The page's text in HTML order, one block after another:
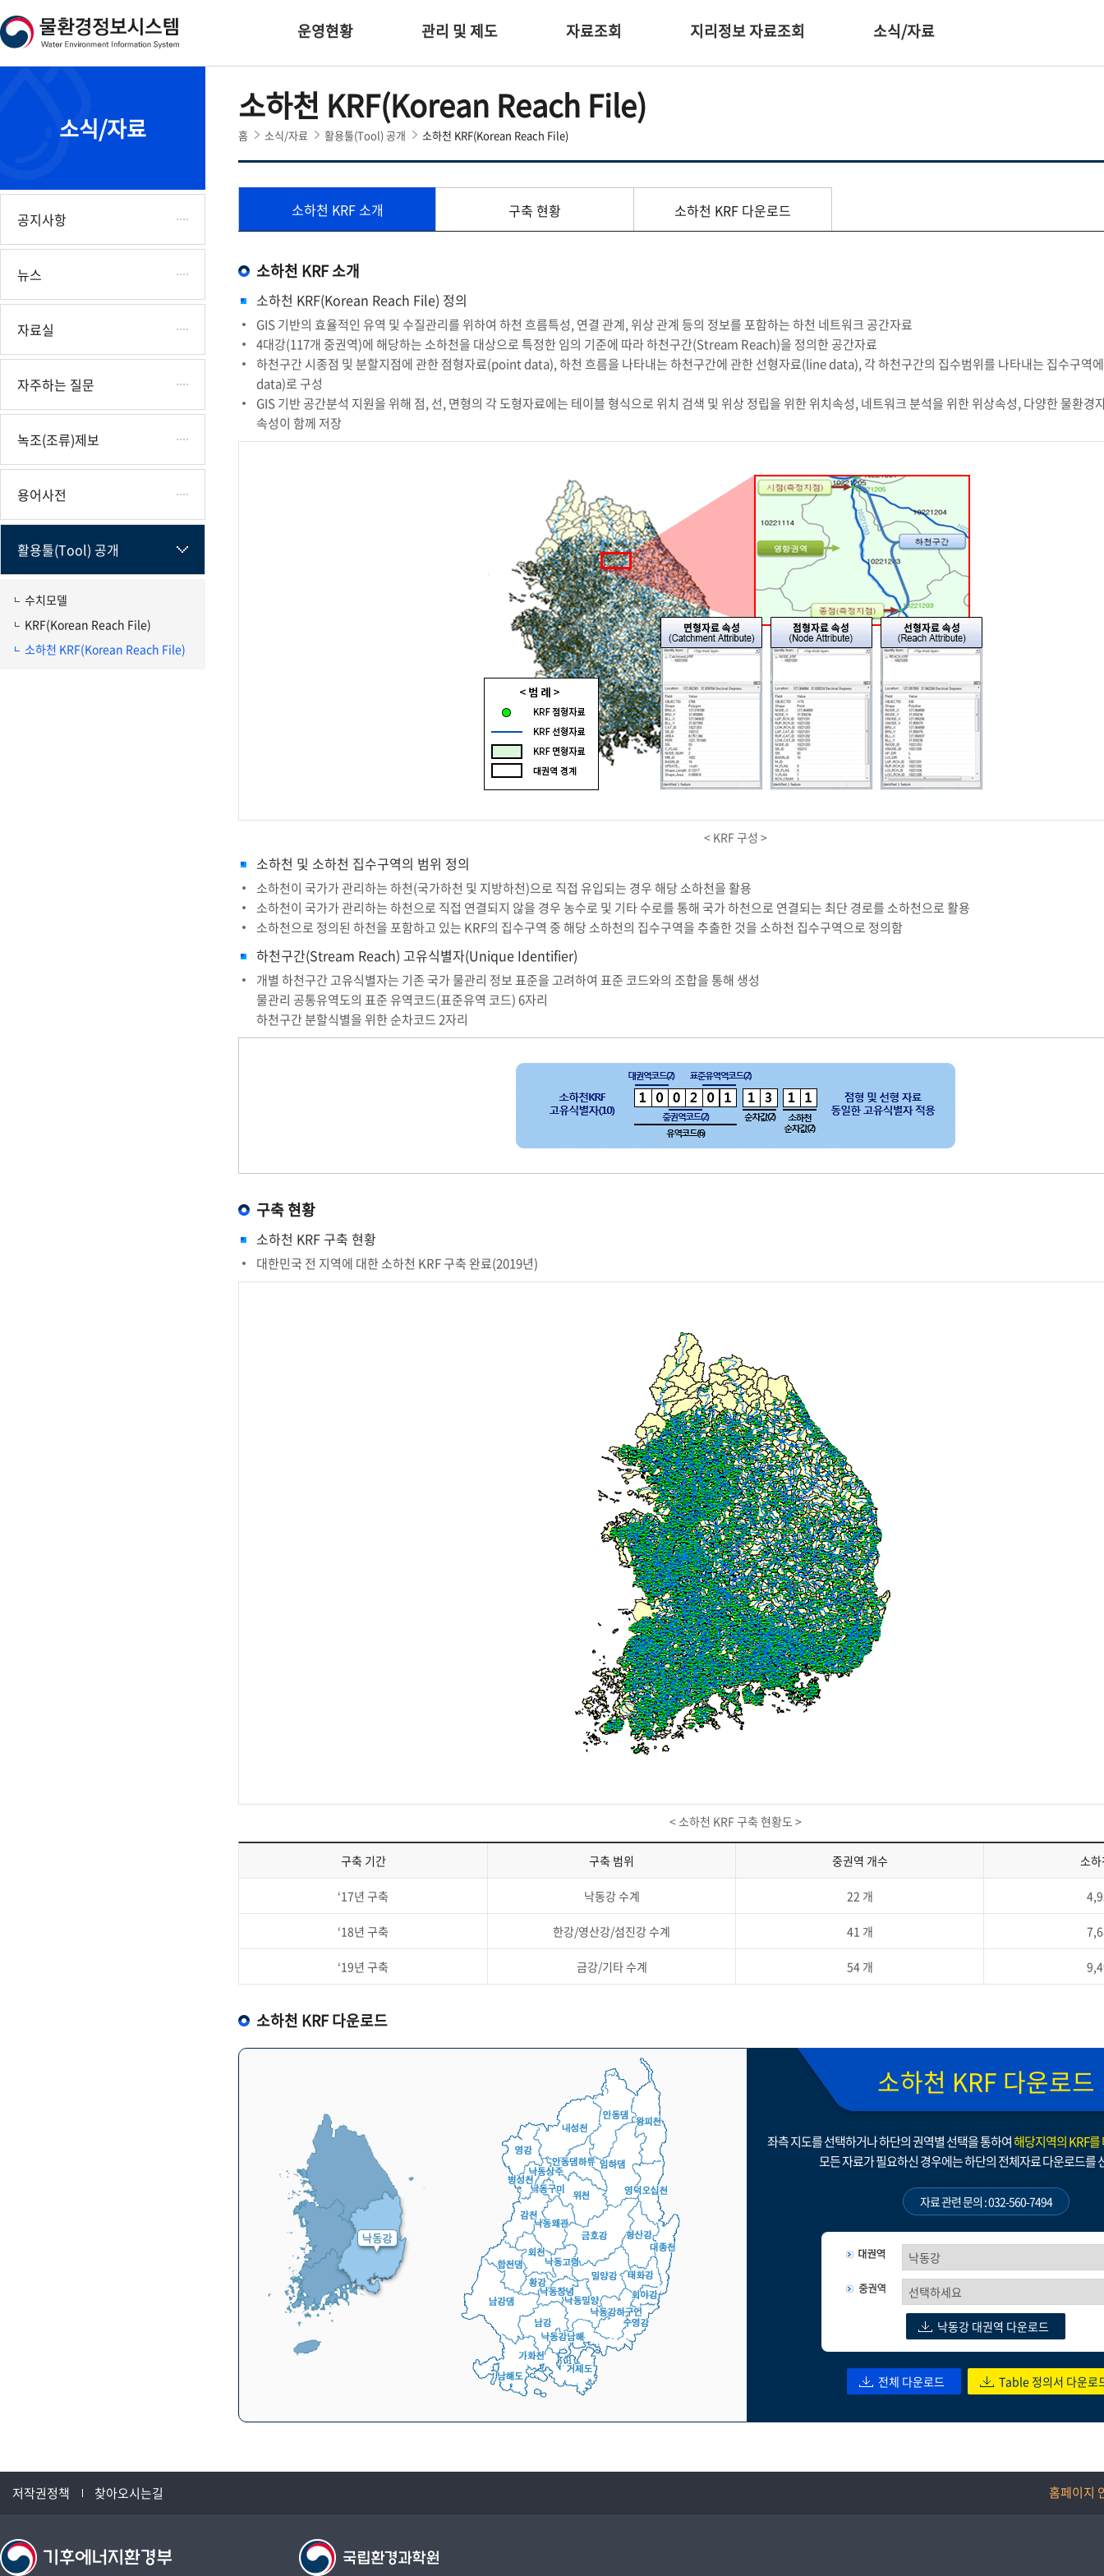
문
내
용
단
주
소
운영현황 관리 및 제도 자료조회 지리정보 자료조회 소식/자료
소식/자료
공지사항
뉴스
자료실
자주하는 질문
녹조(조류)제보
용어사전
활용툴(Tool) 공개
수치모델
KRF(Korean Reach File)
소하천 KRF(Korean Reach File)
소하천 KRF(Korean Reach File)
홈 소식/자료 활용툴(Tool) 공개 소하천 KRF(Korean Reach File)
소하천 KRF소개 구축 현황 소하천 KRF 다운로드
소하천 KRF소개
소하천 KRF(Korean Reach File) 정의
GIS 기반의 효율적인 유역 및 수질관리를 위하여 하천 흐름특성, 연결 관계, 위상 관계 등의 정보를 포함하는 하천 네트워크 공간자료
4대강(117개 중권역)에 해당하는 소하천을 대상으로 특정한 임의 기준에 따라 하천구간(Stream Reach)을 정의한 공간자료
하천구간 시종점 및 분할지점에 관한 점형자료(point data),하천 흐름을 나타내는 하천구간에 관한 선형자료(line data), 각 하천구간의 집수범위를 나타내는 집수구역
data)로 구성
GIS 기반 공간분석 지원을 위해 점, 선, 면형의 각 도형자료에는 테이블 형식으로 위치 검색 및 위상 정립을 위한 위치속성, 네트워크 분석을 위한 위상속성, 다양한 물환경
속성이 함께 저장
< KRF구성 >
소하천 및 소하천 집수구역의 범위 정의
소하천이 국가가 관리하는 하천(국가하천 및 지방하천)으로 직접 유입되는 경우 해당 소하천을 활용
소하천이 국가가 관리하는 하천으로 직접 연결되지 않을 경우 농수로 및 기타 수로를 통해 국가 하천으로 연결되는 최단 경로를 소하천으로 활용
소하천으로 정의된 하천을 포함하고 있는 KRF의 집수구역 중 해당 소하천의 집수구역을 추출한 것을 소하천 집수구역으로 정의함
하천구간(Stream Reach) 고유식별자(Unique Identifier)
개별 하천구간 고유식별자는 기존 국가 물관리 정보 표준을 고려하여 표준 코드와의 조합을 통해 생성
물관리 공통유역도의 표준 유역코드(표준유역 코드) 6자리
하천구간 분할식별을 위한 순차코드 2자리
구축 현황
소하천 KRF구축 현황
대한민국 전 지역에 대한소하천 KRF 구축 완료(2019년)
<소하천 KRF구축 현황도 >
구축 기간 구축 범위 중권역 개수 소
‘17년 구축 낙동강 수계 22 개
‘18년 구축 한강/영산강/섬진강 수계 41 개
‘19년 구축 금강/기타 수계 54 개
소하천 KRF다운로드
소하천 KRF 다운로드
좌측 지도를 선택하거나 하단의 권역별 선택을 통하여해당지역의 KRF를
모든 자료가 필요하신 경우에는 하단의 전체자료 다운로드를
자료 관련 문의 : 032-560-7494
낙동강 대권역 다운로드
전체 다운로드 Table 정의서 다운로
저작권정책 찾아오시는길 홈페이지